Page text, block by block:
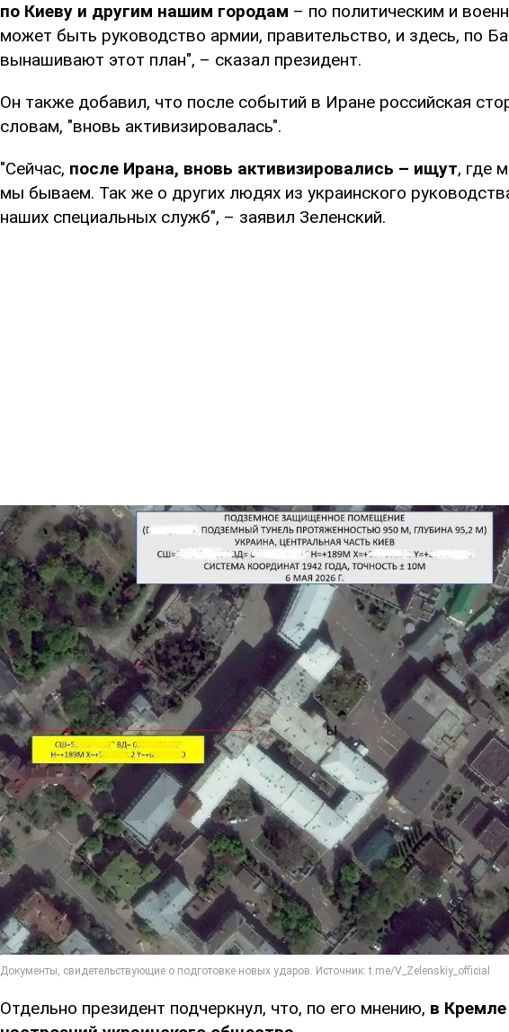
по Киеву и другим нашим городам – по политическим и
может быть руководство армии, правительство, и здесь, по
вынашивают этот план", – сказал президент.
Он также добавил, что после событий в Иране российская
словам, "вновь активизировалась".
"Сейчас, после Ирана, вновь активизировались – ищут, где
мы бываем. Так же о других людях из украинского
наших специальных служб", – заявил Зеленский.
Отдельно президент подчеркнул, что, по его мнению, в